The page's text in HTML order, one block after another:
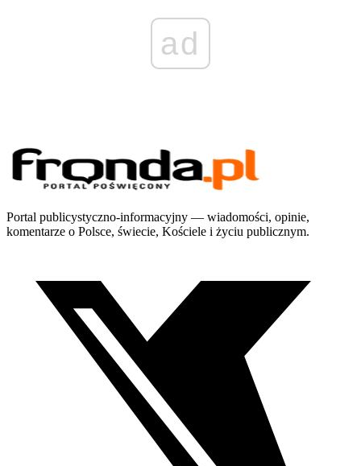
ad
Portal publicystyczno-informacyjny — wiadomości, opinie,
komentarze o Polsce, świecie, Kościele i życiu publicznym.